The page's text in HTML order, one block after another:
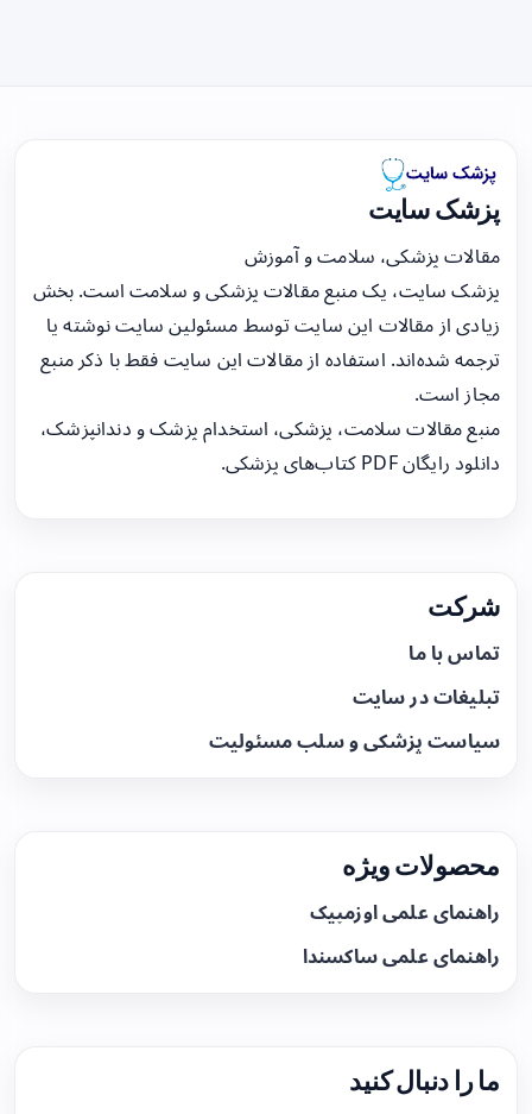
پزشک سایت
مقالات پزشکی، سلامت و آموزش
پزشک سایت، یک منبع مقالات پزشکی و سلامت است. بخش
زیادی از مقالات این سایت توسط مسئولین سایت نوشته یا
ترجمه شده‌اند. استفاده از مقالات این سایت فقط با ذکر منبع
مجاز است.
منبع مقالات سلامت، پزشکی، استخدام پزشک و دندانپزشک،
دانلود رایگان PDF کتاب‌های پزشکی.
شرکت
تماس با ما
تبلیغات در سایت
سیاست پزشکی و سلب مسئولیت
محصولات ویژه
راهنمای علمی اوزمپیک
راهنمای علمی ساکسندا
ما را دنبال کنید